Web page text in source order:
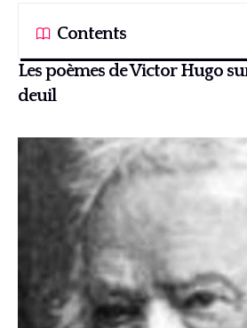
Contents
Les poèmes de Victor Hugo
deuil